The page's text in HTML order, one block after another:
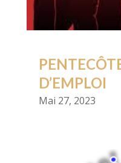
D’EMPLOI
Mai 27, 2023